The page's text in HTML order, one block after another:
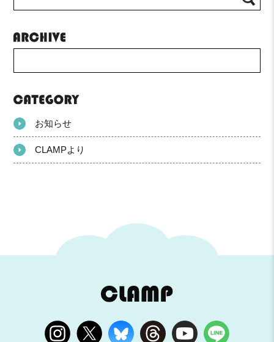
お知らせ
CLAMPより